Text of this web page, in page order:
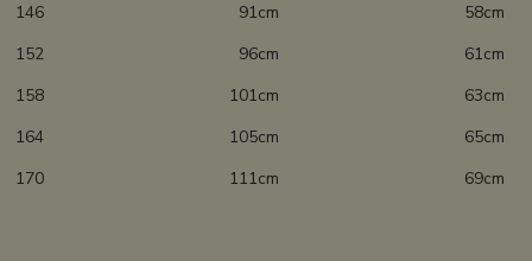
146 91cm 58cm
152 96cm 61cm
158 101cm 63cm
164 105cm 65cm
170 111cm 69cm